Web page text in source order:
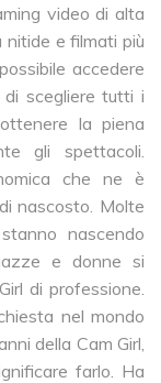
video di alta
nitide e filmati più
accedere
scegliere tutti i
la piena
gli spettacoli.
che ne è
nascosto. Molte
nascendo
e donne si
di professione.
nel mondo
della Cam Girl,
farlo. Ha